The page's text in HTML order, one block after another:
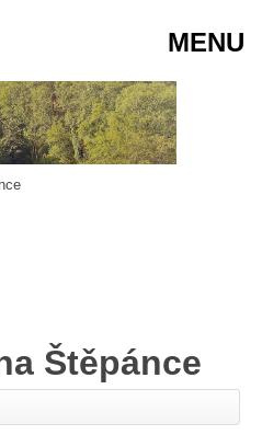
MENU
Štěpánce